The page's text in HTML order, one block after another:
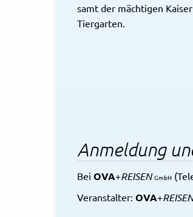
samt der mächtigen
Tiergarten.
Anmeldung
Bei OVA+REISEN GmbH
Veranstalter: OVA+REISEN